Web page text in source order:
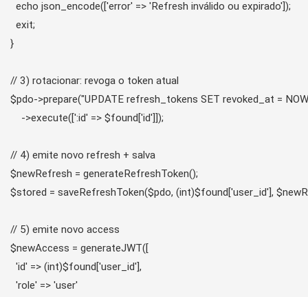
  echo json_encode(['error' => 'Refresh inválido ou expirado']);
  exit;
}
// 3) rotacionar: revoga o token atual
$pdo->prepare("UPDATE refresh_tokens SET revoked_at =
    ->execute([':id' => $found['id']]);
// 4) emite novo refresh + salva
$newRefresh = generateRefreshToken();
$stored = saveRefreshToken($pdo, (int)$found['user_id'],
// 5) emite novo access
$newAccess = generateJWT([
  'id' => (int)$found['user_id'],
  'role' => 'user'